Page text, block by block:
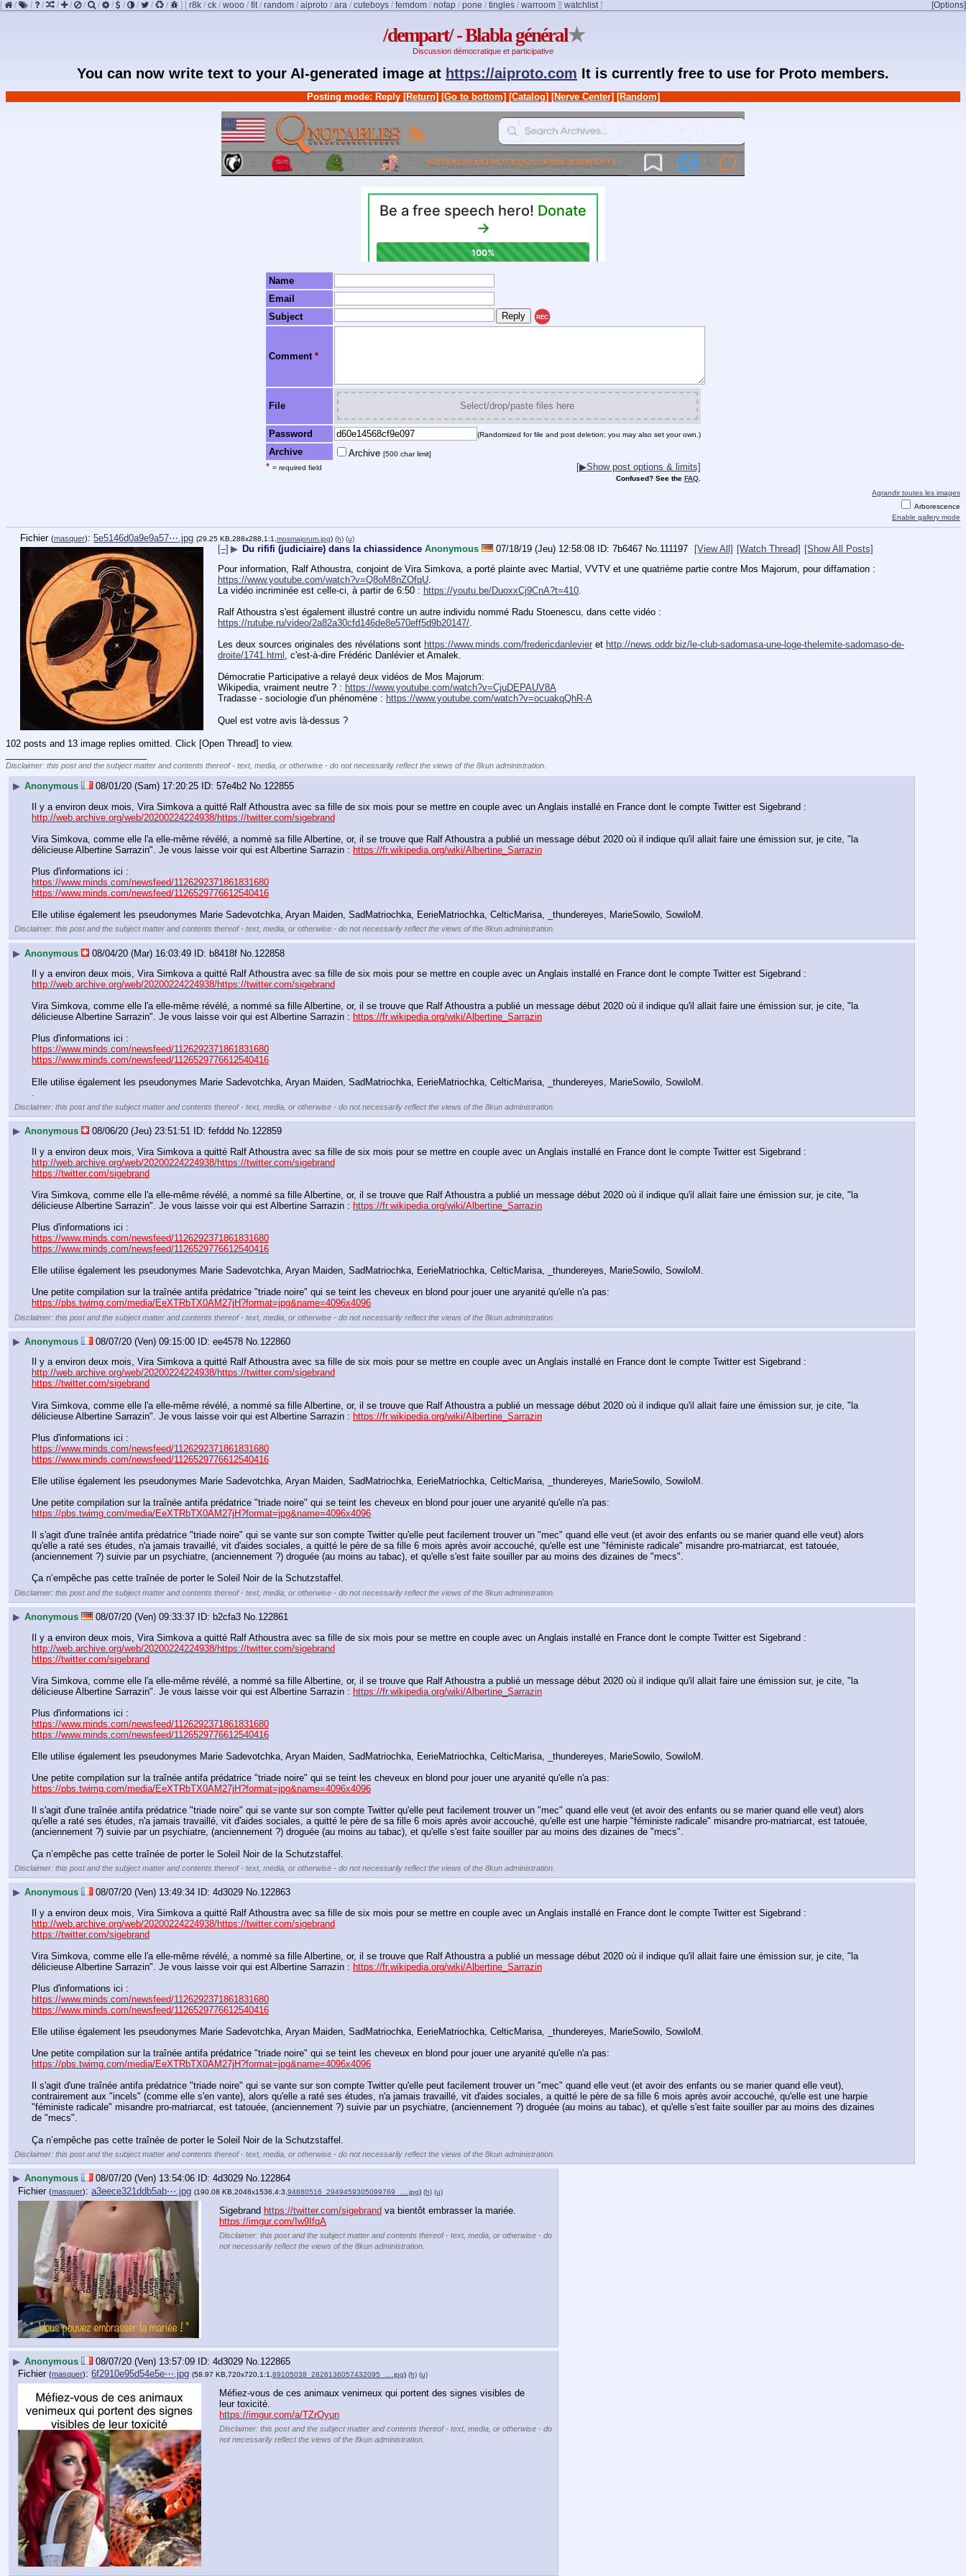
[ / / / / / / / / / / / / ] [ r8k / ck / wooo / fit/ random / aiproto / ara / cuteboys / femdom / nofap / pone / tingles / warroom ] [Options]
[ watchlist]
/dempart/ - Blabla général★
Discussion démocratique et participative
You can now write text to your AI-generated image at https://aiproto.com It is currently free to use for Proto members.
Posting mode: Reply [Return] [Go to bottom] [Catalog] [Nerve Center] [Random]
Name
Email
Subject
REC
Comment *
File Select/drop/paste files here
Password (Randomized for file and post deletion; you may also set your own.)
Archive Archive [500 char limit]
* = required field [▶Show post options & limits]
Confused? See the FAQ.
Agrandir toutes les images
Arborescence
Enable gallery mode
Fichier (masquer): 5e5146d0a9e9a57⋯.jpg (29.25 KB,288x288,1:1, mosmajorum.jpg) (h) (u)
[–] ▶ Du rififi (judiciaire) dans la chiassidence Anonymous 07/18/19 (Jeu) 12:58:08 7b6467 No. 111197 [View All] [Watch Thread] [Show All Posts]
https://www.youtube.com/watch?v=Q8oM8nZOfqU
La vidéo incriminée est celle-ci, à partir de 6:50 : https://youtu.be/DuoxxCj9CnA?t=410
https://rutube.ru/video/2a82a30cfd146de8e570eff5d9b20147/.
Les deux sources originales des révélations sont https://www.minds.com/fredericdanlevier et http://news.oddr.biz/le-club-sadomasa-une-loge-thelemite-sadomaso-de-
droite/1741.html , c'est-à-dire Frédéric Danlévier et Amalek.
Démocratie Participative a relayé deux vidéos de Mos Majorum:
Wikipedia, vraiment neutre ? : https://www.youtube.com/watch?v=CjuDEPAUV8A
Tradasse - sociologie d'un phénomène : https://www.youtube.com/watch?v=ocuakqQhR-A
Quel est votre avis là-dessus ?
102 posts and 13 image replies omitted. Click [Open Thread] to view.
Disclaimer: this post and the subject matter and contents thereof - text, media, or otherwise - do not necessarily reflect the views of the 8kun administration.
▶ Anonymous 08/01/20 (Sam) 17:20:25 57e4b2 No.122855
http://web.archive.org/web/20200224224938/https://twitter.com/sigebrand
Vira Simkova, comme elle l'a elle-même révélé, a nommé sa fille Albertine, or, il se trouve que Ralf Athoustra a publié un message début 2020 où il indique qu'il allait faire une émission sur, je cite, "la
délicieuse Albertine Sarrazin". Je vous laisse voir qui est Albertine Sarrazin : https://fr.wikipedia.org/wiki/Albertine_Sarrazin
Plus d'informations ici :
https://www.minds.com/newsfeed/1126292371861831680
https://www.minds.com/newsfeed/1126529776612540416
Elle utilise également les pseudonymes Marie Sadevotchka, Aryan Maiden, SadMatriochka, EerieMatriochka, CelticMarisa, _thundereyes, MarieSowilo, SowiloM.
Disclaimer: this post and the subject matter and contents thereof - text, media, or otherwise - do not necessarily reflect the views of the 8kun administration.
▶ Anonymous 08/04/20 (Mar) 16:03:49 b8418f No. 122858
http://web.archive.org/web/20200224224938/https://twitter.com/sigebrand
Vira Simkova, comme elle l'a elle-même révélé, a nommé sa fille Albertine, or, il se trouve que Ralf Athoustra a publié un message début 2020 où il indique qu'il allait faire une émission sur, je cite, "la
délicieuse Albertine Sarrazin". Je vous laisse voir qui est Albertine Sarrazin : https://fr.wikipedia.org/wiki/Albertine_Sarrazin
Plus d'informations ici :
https://www.minds.com/newsfeed/1126292371861831680
https://www.minds.com/newsfeed/1126529776612540416
Elle utilise également les pseudonymes Marie Sadevotchka, Aryan Maiden, SadMatriochka, EerieMatriochka, CelticMarisa, _thundereyes, MarieSowilo, SowiloM.
Disclaimer: this post and the subject matter and contents thereof - text, media, or otherwise - do not necessarily reflect the views of the 8kun administration.
▶ Anonymous 08/06/20 (Jeu) 23:51:51 fefddd No.122859
http://web.archive.org/web/20200224224938/https://twitter.com/sigebrand
https://twitter.com/sigebrand
Vira Simkova, comme elle l'a elle-même révélé, a nommé sa fille Albertine, or, il se trouve que Ralf Athoustra a publié un message début 2020 où il indique qu'il allait faire une émission sur, je cite, "la
délicieuse Albertine Sarrazin". Je vous laisse voir qui est Albertine Sarrazin : https://fr.wikipedia.org/wiki/Albertine_Sarrazin
Plus d'informations ici :
https://www.minds.com/newsfeed/1126292371861831680
https://www.minds.com/newsfeed/1126529776612540416
Elle utilise également les pseudonymes Marie Sadevotchka, Aryan Maiden, SadMatriochka, EerieMatriochka, CelticMarisa, _thundereyes, MarieSowilo, SowiloM.
Une petite compilation sur la traînée antifa prédatrice "triade noire" qui se teint les cheveux en blond pour jouer une aryanité qu'elle n'a pas:
https://pbs.twimg.com/media/EeXTRbTX0AM27jH?format=jpg&name=4096x4096
Disclaimer: this post and the subject matter and contents thereof - text, media, or otherwise - do not necessarily reflect the views of the 8kun administration.
▶ Anonymous 08/07/20 (Ven) 09:15:00 ee4578 No.122860
http://web.archive.org/web/20200224224938/https://twitter.com/sigebrand
https://twitter.com/sigebrand
Vira Simkova, comme elle l'a elle-même révélé, a nommé sa fille Albertine, or, il se trouve que Ralf Athoustra a publié un message début 2020 où il indique qu'il allait faire une émission sur, je cite, "la
délicieuse Albertine Sarrazin". Je vous laisse voir qui est Albertine Sarrazin : https://fr.wikipedia.org/wiki/Albertine_Sarrazin
Plus d'informations ici :
https://www.minds.com/newsfeed/1126292371861831680
https://www.minds.com/newsfeed/1126529776612540416
Elle utilise également les pseudonymes Marie Sadevotchka, Aryan Maiden, SadMatriochka, EerieMatriochka, CelticMarisa, _thundereyes, MarieSowilo, SowiloM.
Une petite compilation sur la traînée antifa prédatrice "triade noire" qui se teint les cheveux en blond pour jouer une aryanité qu'elle n'a pas:
https://pbs.twimg.com/media/EeXTRbTX0AM27jH?format=jpg&name=4096x4096
Il s'agit d'une traînée antifa prédatrice "triade noire" qui se vante sur son compte Twitter qu'elle peut facilement trouver un "mec" quand elle veut (et avoir des enfants ou se marier quand elle veut) alors
qu'elle a raté ses études, n'a jamais travaillé, vit d'aides sociales, a quitté le père de sa fille 6 mois après avoir accouché, qu'elle est une "féministe radicale" misandre pro-matriarcat, est tatouée,
(anciennement ?) suivie par un psychiatre, (anciennement ?) droguée (au moins au tabac), et qu'elle s'est faite souiller par au moins des dizaines de "mecs".
Ça n’empêche pas cette traînée de porter le Soleil Noir de la Schutzstaffel.
Disclaimer: this post and the subject matter and contents thereof - text, media, or otherwise - do not necessarily reflect the views of the 8kun administration.
▶ Anonymous 08/07/20 (Ven) 09:33:37 b2cfa3 No.122861
http://web.archive.org/web/20200224224938/https://twitter.com/sigebrand
https://twitter.com/sigebrand
Vira Simkova, comme elle l'a elle-même révélé, a nommé sa fille Albertine, or, il se trouve que Ralf Athoustra a publié un message début 2020 où il indique qu'il allait faire une émission sur, je cite, "la
délicieuse Albertine Sarrazin". Je vous laisse voir qui est Albertine Sarrazin : https://fr.wikipedia.org/wiki/Albertine_Sarrazin
Plus d'informations ici :
https://www.minds.com/newsfeed/1126292371861831680
https://www.minds.com/newsfeed/1126529776612540416
Elle utilise également les pseudonymes Marie Sadevotchka, Aryan Maiden, SadMatriochka, EerieMatriochka, CelticMarisa, _thundereyes, MarieSowilo, SowiloM.
Une petite compilation sur la traînée antifa prédatrice "triade noire" qui se teint les cheveux en blond pour jouer une aryanité qu'elle n'a pas:
https://pbs.twimg.com/media/EeXTRbTX0AM27jH?format=jpg&name=4096x4096
Il s'agit d'une traînée antifa prédatrice "triade noire" qui se vante sur son compte Twitter qu'elle peut facilement trouver un "mec" quand elle veut (et avoir des enfants ou se marier quand elle veut) alors
qu'elle a raté ses études, n'a jamais travaillé, vit d'aides sociales, a quitté le père de sa fille 6 mois après avoir accouché, qu'elle est une harpie "féministe radicale" misandre pro-matriarcat, est tatouée,
(anciennement ?) suivie par un psychiatre, (anciennement ?) droguée (au moins au tabac), et qu'elle s'est faite souiller par au moins des dizaines de "mecs".
Ça n’empêche pas cette traînée de porter le Soleil Noir de la Schutzstaffel.
Disclaimer: this post and the subject matter and contents thereof - text, media, or otherwise - do not necessarily reflect the views of the 8kun administration.
▶ Anonymous 08/07/20 (Ven) 13:49:34 4d3029 No.122863
http://web.archive.org/web/20200224224938/https://twitter.com/sigebrand
https://twitter.com/sigebrand
Vira Simkova, comme elle l'a elle-même révélé, a nommé sa fille Albertine, or, il se trouve que Ralf Athoustra a publié un message début 2020 où il indique qu'il allait faire une émission sur, je cite, "la
délicieuse Albertine Sarrazin". Je vous laisse voir qui est Albertine Sarrazin : https://fr.wikipedia.org/wiki/Albertine_Sarrazin
Plus d'informations ici :
https://www.minds.com/newsfeed/1126292371861831680
https://www.minds.com/newsfeed/1126529776612540416
Elle utilise également les pseudonymes Marie Sadevotchka, Aryan Maiden, SadMatriochka, EerieMatriochka, CelticMarisa, _thundereyes, MarieSowilo, SowiloM.
Une petite compilation sur la traînée antifa prédatrice "triade noire" qui se teint les cheveux en blond pour jouer une aryanité qu'elle n'a pas:
https://pbs.twimg.com/media/EeXTRbTX0AM27jH?format=jpg&name=4096x4096
Il s'agit d'une traînée antifa prédatrice "triade noire" qui se vante sur son compte Twitter qu'elle peut facilement trouver un "mec" quand elle veut (et avoir des enfants ou se marier quand elle veut),
contrairement aux "incels" (comme elle s'en vante), alors qu'elle a raté ses études, n'a jamais travaillé, vit d'aides sociales, a quitté le père de sa fille 6 mois après avoir accouché, qu'elle est une harpie
"féministe radicale" misandre pro-matriarcat, est tatouée, (anciennement ?) suivie par un psychiatre, (anciennement ?) droguée (au moins au tabac), et qu'elle s'est faite souiller par au moins des dizaines
de "mecs".
Ça n’empêche pas cette traînée de porter le Soleil Noir de la Schutzstaffel.
Disclaimer: this post and the subject matter and contents thereof - text, media, or otherwise - do not necessarily reflect the views of the 8kun administration.
▶ Anonymous 08/07/20 (Ven) 13:54:06 4d3029 No.122864
Fichier (masquer): a3eece321ddb5ab⋯.jpg (190.08 KB,2048x1536,4:3, 94880516_2949459305099769_….jpg) (h) (u)
Sigebrand https://twitter.com/sigebrand va bientôt embrasser la mariée.
https://imgur.com/Iw9IfqA
Disclaimer: this post and the subject matter and contents thereof - text, media, or otherwise - do
not necessarily reflect the views of the 8kun administration.
▶ Anonymous 08/07/20 (Ven) 13:57:09 4d3029 No. 122865
Fichier (masquer): 6f2910e95d54e5e⋯.jpg (58.97 KB,720x720,1:1,89105038_2826136057432095_….jpg) (h) (u)
Méfiez-vous de ces animaux venimeux qui portent des signes visibles de
leur toxicité.
https://imgur.com/a/TZrOyun
Disclaimer: this post and the subject matter and contents thereof - text, media, or otherwise - do
not necessarily reflect the views of the 8kun administration.